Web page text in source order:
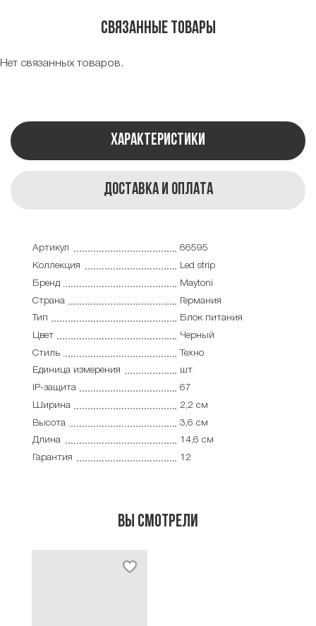
Связанные товары
Нет связанных товаров.
Характеристики
Доставка и оплата
Артикул
66595
Коллекция
Led strip
Бренд
Maytoni
Страна
Германия
Тип
Блок питания
Цвет
Черный
Стиль
Техно
Единица измерения
шт
IP-защита
67
Ширина
2,2 см
Высота
3,6 см
Длина
14,6 см
Гарантия
12
Вы смотрели